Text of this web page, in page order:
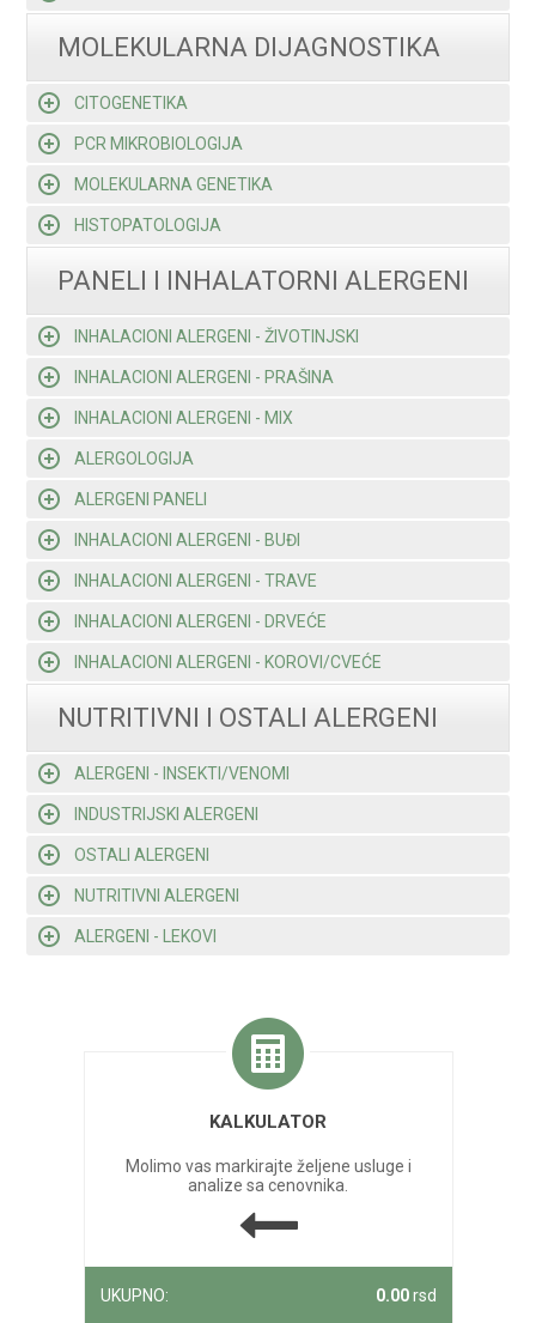
MOLEKULARNA DIJAGNOSTIKA
CITOGENETIKA
PCR MIKROBIOLOGIJA
MOLEKULARNA GENETIKA
HISTOPATOLOGIJA
PANELI I INHALATORNI ALERGENI
INHALACIONI ALERGENI - ŽIVOTINJSKI
INHALACIONI ALERGENI - PRAŠINA
INHALACIONI ALERGENI - MIX
ALERGOLOGIJA
ALERGENI PANELI
INHALACIONI ALERGENI - BUĐI
INHALACIONI ALERGENI - TRAVE
INHALACIONI ALERGENI - DRVEĆE
INHALACIONI ALERGENI - KOROVI/CVEĆE
NUTRITIVNI I OSTALI ALERGENI
ALERGENI - INSEKTI/VENOMI
INDUSTRIJSKI ALERGENI
OSTALI ALERGENI
NUTRITIVNI ALERGENI
ALERGENI - LEKOVI
KALKULATOR
Molimo vas markirajte željene usluge i
analize sa cenovnika.
UKUPNO: 0.00rsd